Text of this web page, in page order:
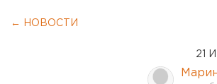
← НОВОСТИ
21